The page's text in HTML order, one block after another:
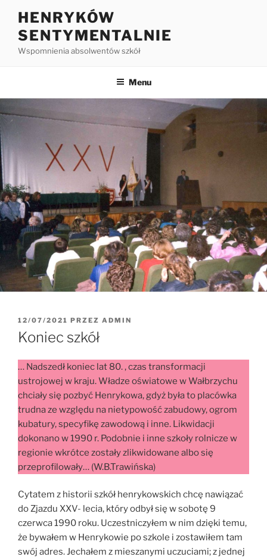
HENRYKÓW
SENTYMENTALNIE
Wspomnienia absolwentów szkół
Menu
12/07/2021 PRZEZ ADMIN
Koniec szkół
… Nadszedł koniec lat 80. , czas transformacji
ustrojowej w kraju. Władze oświatowe w Wałbrzychu
chciały się pozbyć Henrykowa, gdyż była to placówka
trudna ze względu na nietypowość zabudowy, ogrom
kubatury, specyfikę zawodową i inne. Likwidacji
dokonano w 1990 r. Podobnie i inne szkoły rolnicze w
regionie wkrótce zostały zlikwidowane albo się
przeprofilowały… (W.B.Trawińska)
Cytatem z historii szkół henrykowskich chcę nawiązać
do Zjazdu XXV- lecia, który odbył się w sobotę 9
czerwca 1990 roku. Uczestniczyłem w nim dzięki temu,
że bywałem w Henrykowie po szkole i zostawiłem tam
swój adres. Jechałem z mieszanymi uczuciami; z jednej